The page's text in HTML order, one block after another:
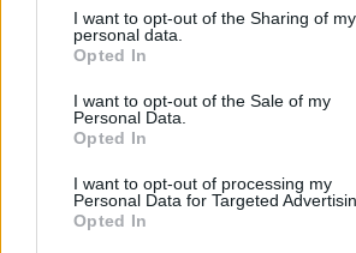
I want to opt-out of the Sharing of my
personal data.
Opted In
I want to opt-out of the Sale of my
Personal Data.
Opted In
I want to opt-out of processing my
Personal Data for Targeted
Opted In
ΑΡΘΡΑ - ΑΠΟΨΕΙΣ
αφορμή μια επιστολή
Κισάμου (Γράφει ο
7 Αυγούστου 2026 21:42